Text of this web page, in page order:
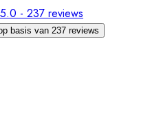
- 237 reviews
basis van 237 reviews